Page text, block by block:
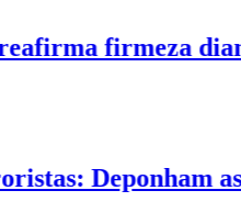
firmeza diante
Deponham as